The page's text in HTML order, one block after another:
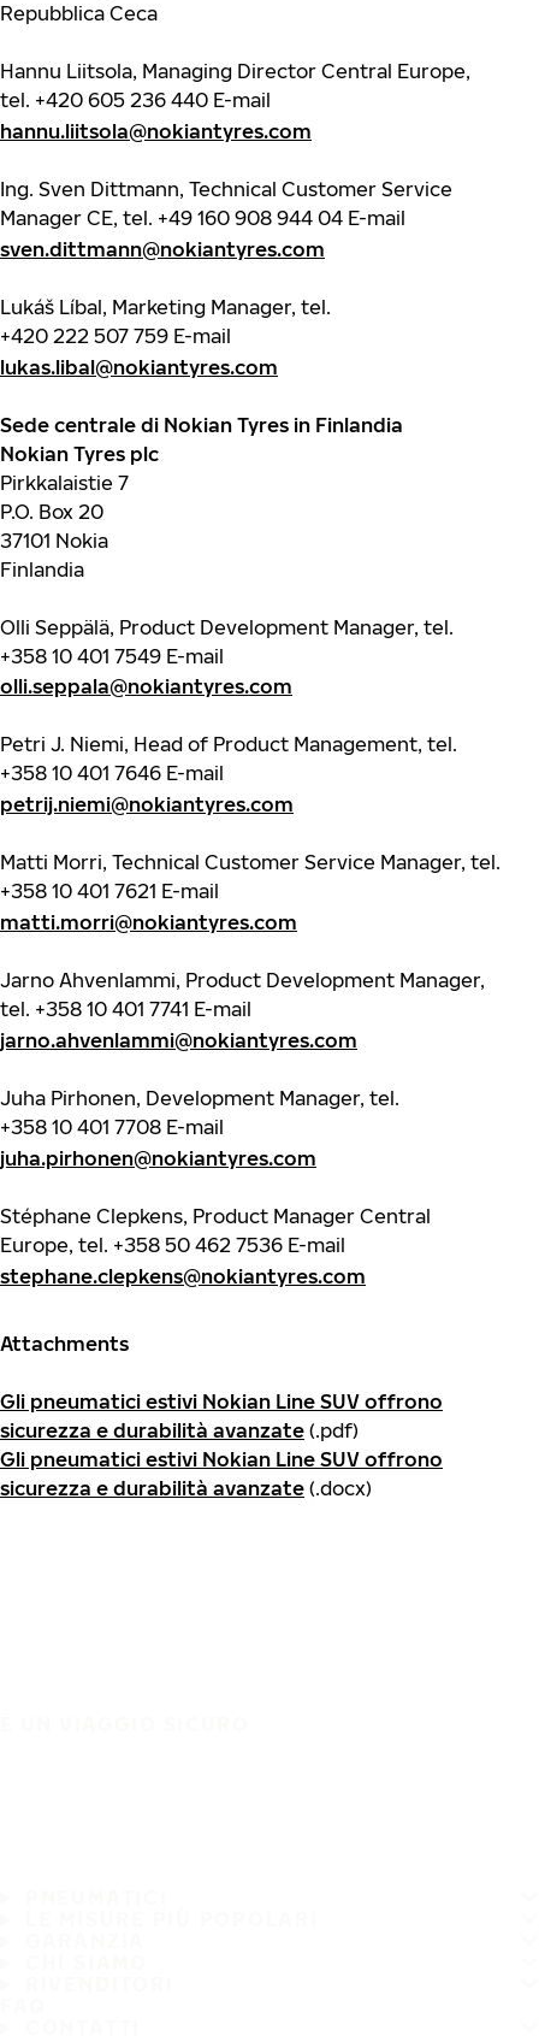
Repubblica Ceca
Hannu Liitsola, Managing Director Central Europe,
tel. +420 605 236 440 E-mail
hannu.liitsola@nokiantyres.com
Ing. Sven Dittmann, Technical Customer Service
Manager CE, tel. +49 160 908 944 04 E-mail
sven.dittmann@nokiantyres.com
Lukáš Líbal, Marketing Manager, tel.
+420 222 507 759 E-mail
lukas.libal@nokiantyres.com
Sede centrale di Nokian Tyres in Finlandia
Nokian Tyres plc
Pirkkalaistie 7
P.O. Box 20
37101 Nokia
Finlandia
Olli Seppälä, Product Development Manager, tel.
+358 10 401 7549 E-mail
olli.seppala@nokiantyres.com
Petri J. Niemi, Head of Product Management, tel.
+358 10 401 7646 E-mail
petrij.niemi@nokiantyres.com
Matti Morri, Technical Customer Service Manager, tel.
+358 10 401 7621 E-mail
matti.morri@nokiantyres.com
Jarno Ahvenlammi, Product Development Manager,
tel. +358 10 401 7741 E-mail
jarno.ahvenlammi@nokiantyres.com
Juha Pirhonen, Development Manager, tel.
+358 10 401 7708 E-mail
juha.pirhonen@nokiantyres.com
Stéphane Clepkens, Product Manager Central
Europe, tel. +358 50 462 7536 E-mail
stephane.clepkens@nokiantyres.com
Attachments
Gli pneumatici estivi Nokian Line SUV offrono
sicurezza e durabilità avanzate (.pdf)
Gli pneumatici estivi Nokian Line SUV offrono
sicurezza e durabilità avanzate (.docx)